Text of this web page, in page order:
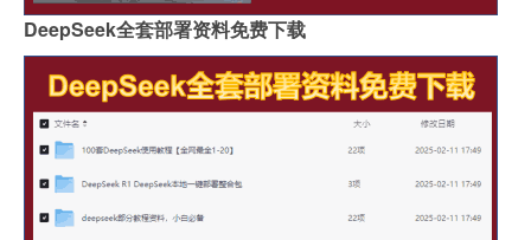
DeepSeek全套部署资料免费下载